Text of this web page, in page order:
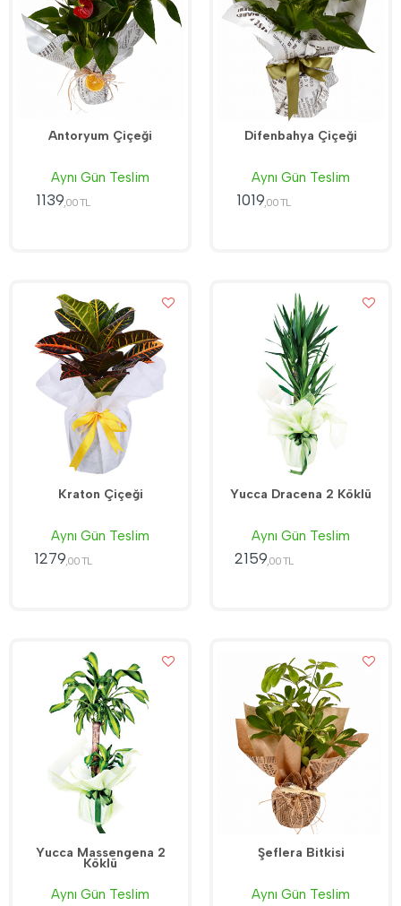
Antoryum Çiçeği
Aynı Gün Teslim
1139 ,00 TL
Difenbahya Çiçeği
Aynı Gün Teslim
1019 ,00 TL
Kraton Çiçeği
Aynı Gün Teslim
1279 ,00 TL
Yucca Dracena 2 Köklü
Aynı Gün Teslim
2159,00 TL
Yucca Massengena 2
Köklü
Aynı Gün Teslim
Şeflera Bitkisi
Aynı Gün Teslim